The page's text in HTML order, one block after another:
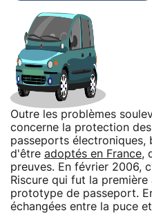
Outre les problèmes
concerne la protection
passeports électroniques,
d'être adoptés en France,
preuves. En février 2006,
Riscure qui fut la
prototype de passeport.
échangées entre la puce